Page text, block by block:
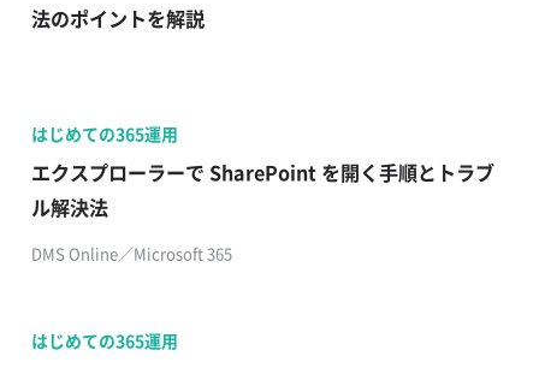
法のポイントを解説
はじめての365運用
エクスプローラーで SharePoint を開く手順とトラブ
ル解決法
DMS Online／Microsoft 365
はじめての365運用